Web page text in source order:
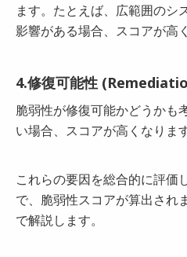
ます。たとえば、広範囲のシ
影響がある場合、スコアが高
4.修復可能性
脆弱性が修復可能かどうかも
い場合、スコアが高くなります
これらの要因を総合的に評価
で、脆弱性スコアが算出され
で解説します。